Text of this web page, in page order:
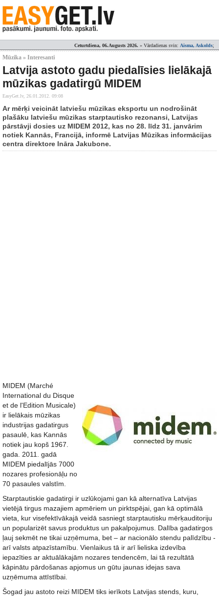
Ceturtdiena, 06.Augusts 2026. » Vārdadienas svin: Aisma, Askolds;
Mūzika » Interesanti
Latvija astoto gadu piedalīsies lielākajā
mūzikas gadatirgū MIDEM
EasyGet.lv, 26.01.2012. 09:08
Ar mērķi veicināt latviešu mūzikas eksportu un nodrošināt
plašāku latviešu mūzikas starptautisko rezonansi, Latvijas
pārstāvji dosies uz MIDEM 2012, kas no 28. līdz 31. janvārim
notiek Kannās, Francijā, informē Latvijas Mūzikas informācijas
centra direktore Ināra Jakubone.
MIDEM (Marché
International du Disque
et de l'Edition Musicale)
ir lielākais mūzikas
industrijas gadatirgus
pasaulē, kas Kannās
notiek jau kopš 1967.
gada. 2011. gadā
MIDEM piedalījās 7000
nozares profesionāļu no
70 pasaules valstīm.
Starptautiskie gadatirgi ir uzlūkojami gan kā alternatīva Latvijas
vietējā tirgus mazajiem apmēriem un pirktspējai, gan kā optimālā
vieta, kur visefektīvākajā veidā sasniegt starptautisku mērķauditoriju
un popularizēt savus produktus un pakalpojumus. Dalība gadatirgos
ļauj sekmēt ne tikai uzņēmuma, bet – ar nacionālo stendu palīdzību -
arī valsts atpazīstamību. Vienlaikus tā ir arī lieliska izdevība
iepazīties ar aktuālākajām nozares tendencēm, lai tā rezultātā
kāpinātu pārdošanas apjomus un gūtu jaunas idejas sava
uzņēmuma attīstībai.
Šogad jau astoto reizi MIDEM tiks ierīkots Latvijas stends, kuru,